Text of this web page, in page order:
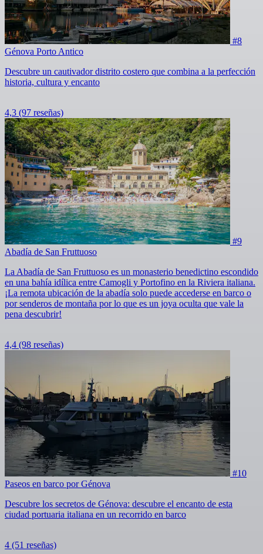
#8
Génova Porto Antico
Descubre un cautivador distrito costero que combina a la perfección
historia, cultura y encanto
4,3 (97 reseñas)
#9
Abadía de San Fruttuoso
La Abadía de San Fruttuoso es un monasterio benedictino escondido
en una bahía idílica entre Camogli y Portofino en la Riviera italiana.
¡La remota ubicación de la abadía solo puede accederse en barco o
por senderos de montaña por lo que es un joya oculta que vale la
pena descubrir!
4,4 (98 reseñas)
#10
Paseos en barco por Génova
Descubre los secretos de Génova: descubre el encanto de esta
ciudad portuaria italiana en un recorrido en barco
4 (51 reseñas)